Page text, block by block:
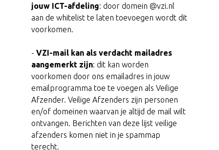
jouw ICT-afdeling: door domein @vzi.nl
aan de whitelist te laten toevoegen wordt dit
voorkomen.
- VZI-mail kan als verdacht mailadres
aangemerkt zijn: dit kan worden
voorkomen door ons emailadres in jouw
emailprogramma toe te voegen als Veilige
Afzender. Veilige Afzenders zijn personen
en/of domeinen waarvan je altijd de mail wilt
ontvangen. Berichten van deze lijst veilige
afzenders komen niet in je spammap
terecht.